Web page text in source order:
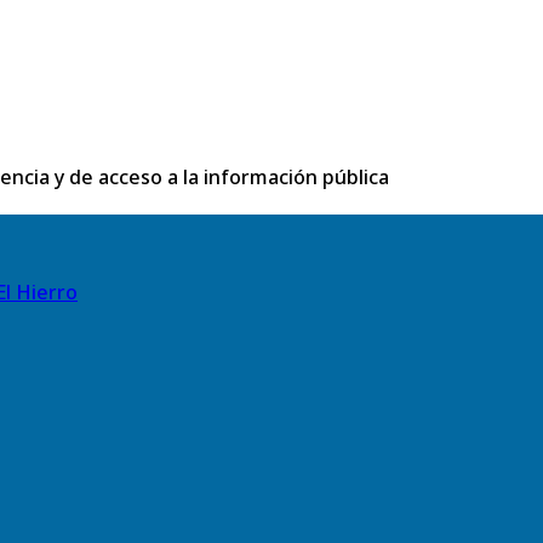
y de acceso a la información pública
Hierro